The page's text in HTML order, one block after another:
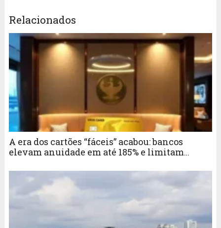
Relacionados
A era dos cartões “fáceis” acabou: bancos
elevam anuidade em até 185% e limitam